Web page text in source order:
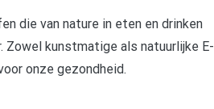
die van nature in eten en drinken
Zowel kunstmatige als natuurlijke E-
onze gezondheid.